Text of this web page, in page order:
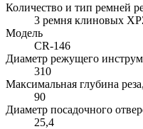
Количество и тип ремней
3 ремня клиновых
Модель
CR-146
Диаметр режущего
310
Максимальная глубина
90
Диаметр посадочного
25,4